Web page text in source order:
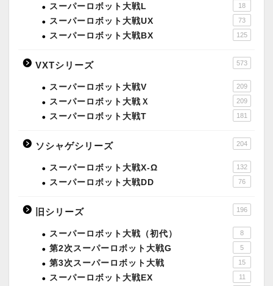
スーパーロボット大戦L 18
スーパーロボット大戦UX 73
スーパーロボット大戦BX 125
VXTシリーズ 573
スーパーロボット大戦V 209
スーパーロボット大戦Ｘ 209
スーパーロボット大戦T 181
ソシャゲシリーズ 204
スーパーロボット大戦X-Ω 132
スーパーロボット大戦DD 76
旧シリーズ 196
スーパーロボット大戦（初代） 8
第2次スーパーロボット大戦G 5
第3次スーパーロボット大戦 15
スーパーロボット大戦EX 11